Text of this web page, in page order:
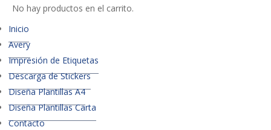
No hay productos en el carrito.
Inicio
Avery
Impresión de Etiquetas
Descarga de Stickers
Diseña Plantillas A4
Diseña Plantillas Carta
Contacto